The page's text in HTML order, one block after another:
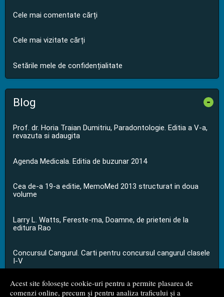
Acest site folosește cookie-uri pentru a permite plasarea de
comenzi online, precum și pentru analiza traficului și a
Cele mai comentate cărți
Cele mai vizitate cărți
Setările mele de confidențialitate
Blog -
Prof. dr. Horia Traian Dumitriu, Paradontologie. Editia a V-a,
revazuta si adaugita
Agenda Medicala. Editia de buzunar 2014
Cea de-a 19-a editie, MemoMed 2013 structurat in doua
volume
Larry L. Watts, Fereste-ma, Doamne, de prieteni de la
editura Rao
Concursul Cangurul. Carti pentru concursul cangurul clasele
I-V
...toate știrile